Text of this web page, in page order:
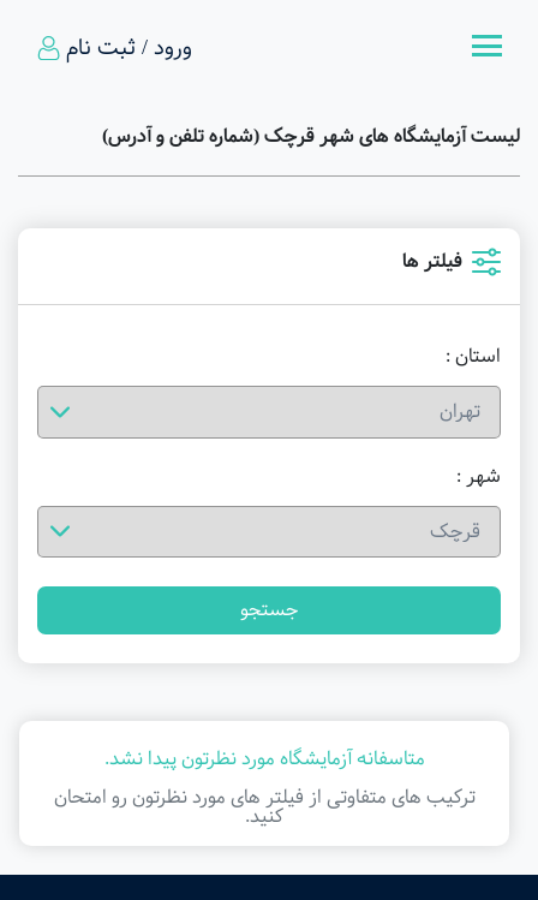
ورود / ثبت نام
لیست آزمایشگاه های شهر قرچک (شماره تلفن و آدرس)
فیلتر ها
استان :
شهر :
جستجو
متاسفانه آزمایشگاه مورد نظرتون پیدا نشد.
ترکیب های متفاوتی از فیلتر ‌های مورد نظرتون رو امتحان
کنید.